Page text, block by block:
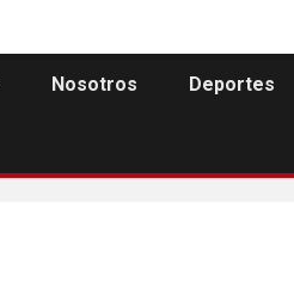
Nosotros Deportes